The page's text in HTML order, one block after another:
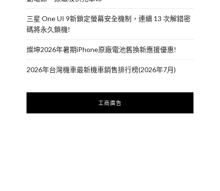
三星 One UI 9新鎖定螢幕安全機制，連續 13 次解錯密
碼將永久鎖機!
燦坤2026年暑期iPhone原廠電池舊換新應援優惠!
2026年台灣機車最新機車銷售排行榜(2026年7月)
工商廣告